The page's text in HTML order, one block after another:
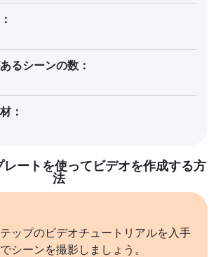
るシーンの数：
：
レートを使ってビデオを作成する方
法
ップのビデオチュートリアルを入手
シーンを撮影しましょう。